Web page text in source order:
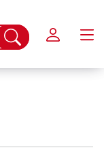
Suche
abschicken